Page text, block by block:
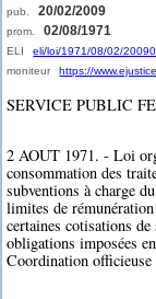
pub. 20/02/2009
prom. 02/08/1971
ELI
eli/loi/1971/08/02/
moniteur
https://
SERVICE PUBLIC
2 AOUT 1971. - Loi
consommation des
subventions à charge
limites de
certaines cotisations
obligations imposées
Coordination officieuse